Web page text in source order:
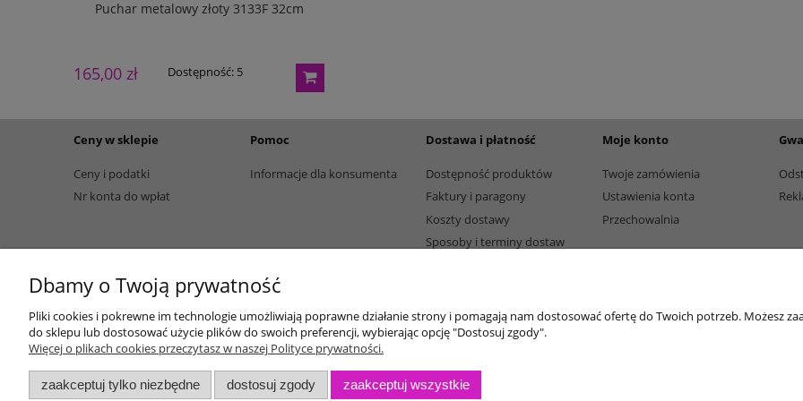
Puchar metalowy złoty 3133F 32cm
165,00 zł Dostępność: 5
Ceny w sklepie
Ceny i podatki
Nr konta do wpłat
Pomoc
Informacje dla konsumenta
Dostawa i płatność
Dostępność produktów
Faktury i paragony
Koszty dostawy
Sposoby i terminy dostaw
Moje konto
Twoje zamówienia
Ustawienia konta
Przechowalnia
Dbamy o Twoją prywatność
Pliki cookies i pokrewne im technologie umożliwiają poprawne działanie strony i pomagają nam dostosować ofertę do Twoich potrzeb. Możesz
do sklepu lub dostosować użycie plików do swoich preferencji, wybierając opcję "Dostosuj zgody".
Więcej o plikach cookies przeczytasz w naszej Polityce prywatności.
zaakceptuj tylko niezbędne dostosuj zgody zaakceptuj wszystkie